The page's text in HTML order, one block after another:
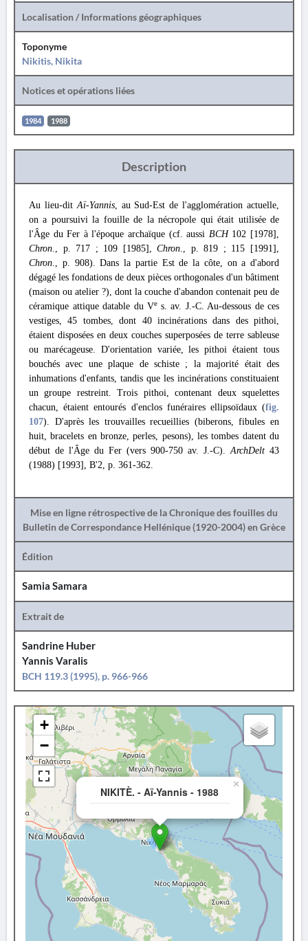
Localisation / Informations géographiques
Toponyme
Nikitis, Nikita
Notices et opérations liées
1984 1988
Description
Au lieu-ditAï-Yannis, au Sud-Est de l'agglomération actuelle,
on a poursuivi la fouille de la nécropole qui était utilisée de
l'Âge du Fer à l'époque archaïque (cf. aussi BCH102 [1978],
Chron., p. 717 ; 109 [1985],Chron., p. 819 ; 115 [1991],
Chron., p. 908). Dans la partie Est de la côte, on a d'abord
dégagé les fondations de deux pièces orthogonales d'un bâtiment
(maison ou atelier ?), dont la couche d'abandon contenait peu de
céramique attique datable du Ve s. av. J.-C. Au-dessous de ces
vestiges, 45 tombes, dont 40 incinérations dans des pithoi,
étaient disposées en deux couches superposées de terre sableuse
ou marécageuse. D'orientation variée, les pithoi étaient tous
bouchés avec une plaque de schiste ; la majorité était des
inhumations d'enfants, tandis que les incinérations constituaient
un groupe restreint. Trois pithoi, contenant deux squelettes
chacun, étaient entourés d'enclos funéraires ellipsoïdaux (fig.
107). D'après les trouvailles recueillies (biberons, fibules en
huit, bracelets en bronze, perles, pesons), les tombes datent du
début de l'Âge du Fer (vers 900-750 av. J.-C).ArchDelt 43
(1988) [1993], B'2, p. 361-362.
Mise en ligne rétrospective de la Chronique des fouilles du
Bulletin de Correspondance Hellénique (1920-2004) en Grèce
Édition
Samia Samara
Extrait de
Sandrine Huber
Yannis Varalis
BCH 119.3 (1995), p. 966-966
NIKITÈ. - Aï-Yannis - 1988
×
+
−